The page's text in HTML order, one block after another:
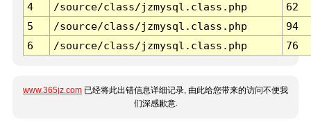
4
/source/class/jzmysql.class.php
62
5
/source/class/jzmysql.class.php
94
6
/source/class/jzmysql.class.php 76
www.365jz.com 已经将此出错信息详细记录, 由此给您带来的访问不便我
们深感歉意.